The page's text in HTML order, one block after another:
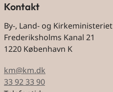
Kontakt
By-, Land- og Kirkeministeriet
Frederiksholms Kanal 21
1220 København K
km@km.dk
33 92 33 90